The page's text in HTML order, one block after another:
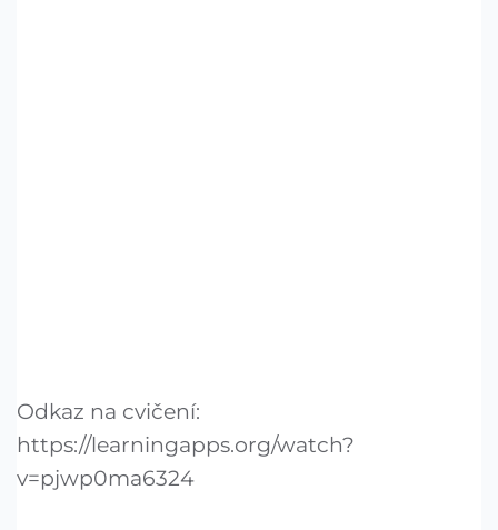
Odkaz na cvičení:
https://learningapps.org/watch?
v=pjwp0ma6324